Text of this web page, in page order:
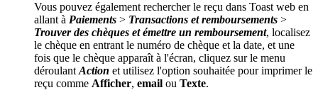
Vous pouvez également rechercher le reçu dans Toast web en
allant à Paiements > Transactions et remboursements >
Trouver des chèques et émettre un remboursement, localisez
le chèque en entrant le numéro de chèque et la date, et une
fois que le chèque apparaît à l'écran, cliquez sur le menu
déroulant Action et utilisez l'option souhaitée pour imprimer le
reçu comme Afficher, email ou Texte.